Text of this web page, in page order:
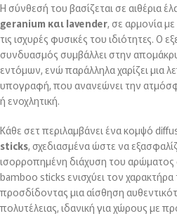
Η σύνθεσή του βασίζεται σε αιθέρια
geranium και lavender, σε αρμονία με
τις ισχυρές φυσικές του ιδιότητες. Ο
συνδυασμός συμβάλλει στην
εντόμων, ενώ παράλληλα χαρίζει μια
υπογραφή, που ανανεώνει την
ή ενοχλητική.
Κάθε σετ περιλαμβάνει ένα κομψό
sticks, σχεδιασμένα ώστε να
ισορροπημένη διάχυση του
bamboo sticks ενισχύει τον
προσδίδοντας μια αίσθηση
πολυτέλειας, ιδανική για χώρους με